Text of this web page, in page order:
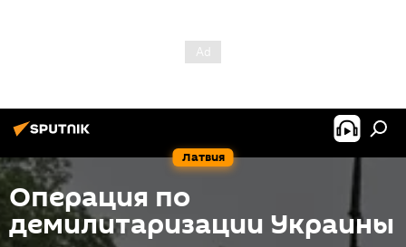
Латвия
Операция по
демилитаризации Украины